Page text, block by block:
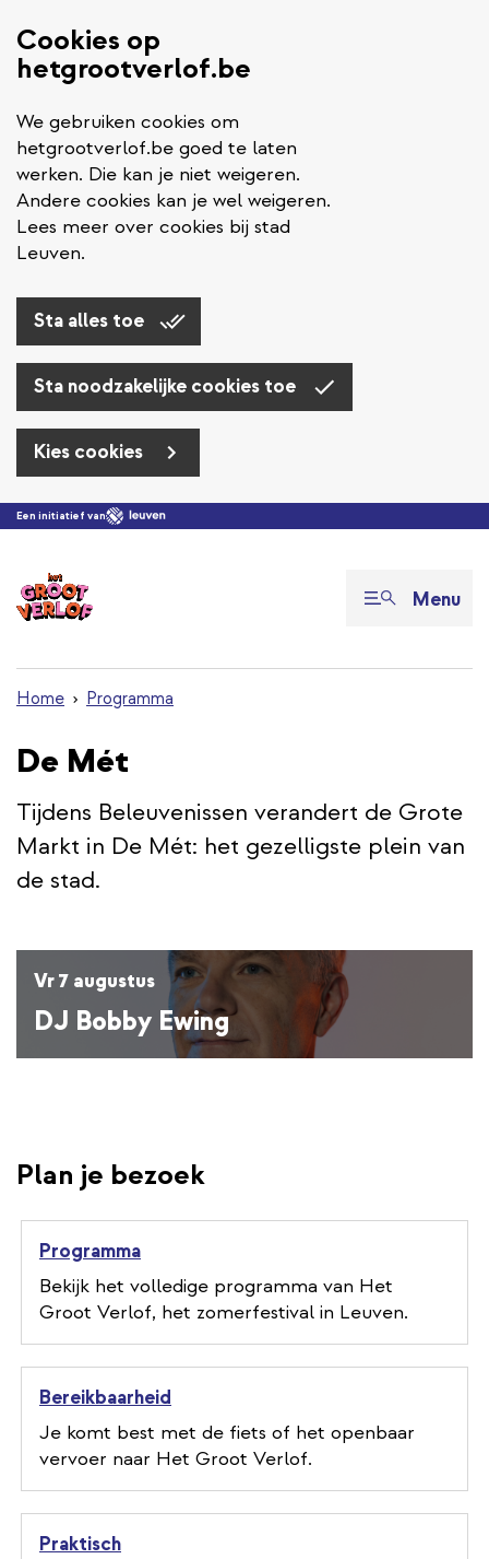
Cookies op
hetgrootverlof.be
We gebruiken cookies om
hetgrootverlof.be goed te laten
werken. Die kan je niet weigeren.
Andere cookies kan je wel weigeren.
Lees meer over cookies bij stad
Leuven.
Sta alles toe
Sta noodzakelijke cookies toe
Kies cookies
Overslaan en naar de inhoud gaan
Een initiatief van
Menu
Home Programma
De Mét
Tijdens Beleuvenissen verandert de Grote
Markt in De Mét: het gezelligste plein van
de stad.
Vr 7 augustus
DJ Bobby Ewing
Plan je bezoek
Programma
Bekijk het volledige programma van Het
Groot Verlof, het zomerfestival in Leuven.
Bereikbaarheid
Je komt best met de fiets of het openbaar
vervoer naar Het Groot Verlof.
Praktisch